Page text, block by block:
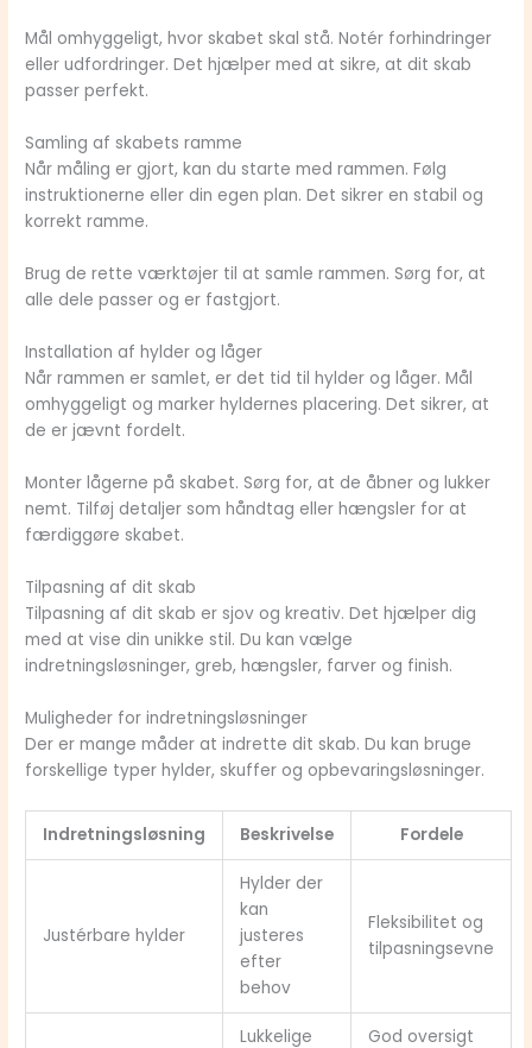
Mål omhyggeligt, hvor skabet skal stå. Notér forhindringer
eller udfordringer. Det hjælper med at sikre, at dit skab
passer perfekt.
Samling af skabets ramme
Når måling er gjort, kan du starte med rammen. Følg
instruktionerne eller din egen plan. Det sikrer en stabil og
korrekt ramme.
Brug de rette værktøjer til at samle rammen. Sørg for, at
alle dele passer og er fastgjort.
Installation af hylder og låger
Når rammen er samlet, er det tid til hylder og låger. Mål
omhyggeligt og marker hyldernes placering. Det sikrer, at
de er jævnt fordelt.
Monter lågerne på skabet. Sørg for, at de åbner og lukker
nemt. Tilføj detaljer som håndtag eller hængsler for at
færdiggøre skabet.
Tilpasning af dit skab
Tilpasning af dit skab er sjov og kreativ. Det hjælper dig
med at vise din unikke stil. Du kan vælge
indretningsløsninger, greb, hængsler, farver og finish.
Muligheder for indretningsløsninger
Der er mange måder at indrette dit skab. Du kan bruge
forskellige typer hylder, skuffer og opbevaringsløsninger.
Indretningsløsning Beskrivelse Fordele
Justérbare hylder
Hylder der
kan
justeres
efter
behov
Fleksibilitet og
tilpasningsevne
Lukkelige
God oversigt